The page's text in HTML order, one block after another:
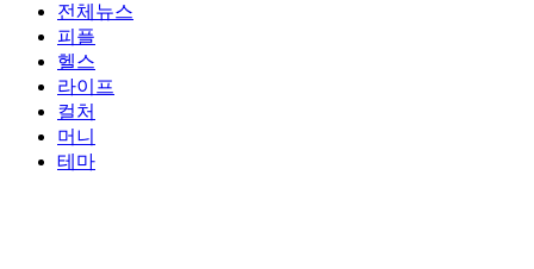
전체뉴스
피플
헬스
라이프
컬처
머니
테마